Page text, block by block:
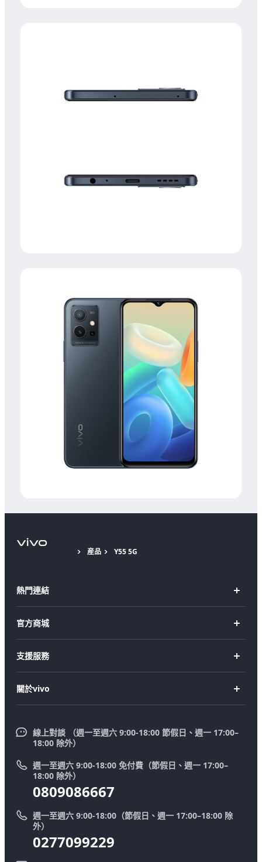
産品 Y55 5G
熱門連結
X200 Pro
X200
X200 FE
V50 Lite 5G
V50
官方商城
購買手機
購買配件
支援服務
服務中心
Funtouch OS
系統升級
零配件價格查詢
送修服務
IMEI 碼驗證
系統連鎖通路夥伴
關於vivo
新聞中心
法律聲明
優惠活動
舊機換新機
線上對談 （週一至週六 9:00-18:00 節假日、週一 17:00–
18:00 除外）
週一至週六 9:00-18:00 免付費（節假日、週一 17:00–
18:00 除外）
0809086667
週一至週六 9:00-18:00（節假日、週一 17:00–18:00 除
外）
0277099229